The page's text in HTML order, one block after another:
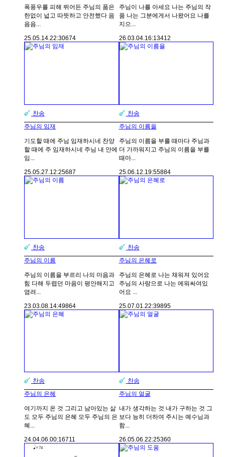
폭풍우를 피해 뛰어든 주님의 품은
한없이 넓고 따뜻하고 안전했다 음
음음...
25.05.14.22:30674
주님이 나를 아세요 나는 주님의 작
품 나는 그분에게서 나왔어요 나를
지으...
26.03.04.16:13412
찬송
주님의 임재
기도할 때에 주님 임재하시네 찬양
할 때에 주 임재하시네 주님 내 안에
임...
25.05.27.12:25687
찬송
주님의 이름을
주님의 이름을 부를 때마다 주님과
더 가까워지고 주님의 이름을 부를
때마...
25.06.12.19:55884
찬송
주님의 이름
주님의 이름을 부르리 나의 마음과
힘 다해 두렵던 마음이 평안해지고
염려...
23.03.08. 14:49864
찬송
주님의 은혜로
주님의 은혜로 나는 채워져 있어요
주님의 사랑으로 나는 에워싸여있
어요 ...
25.07.01. 22:39895
찬송
주님의 은혜
여기까지 온 것 그리고 남아있는 삶
도 모두 주님의 은혜 모두 주님의 은
혜...
24.04.06.00:16711
찬송
주님의 얼굴
내가 생각하는 것 내가 구하는 것 그
보다 능히 더하여 주시는 예수님과
함...
26.05.06.22:25360